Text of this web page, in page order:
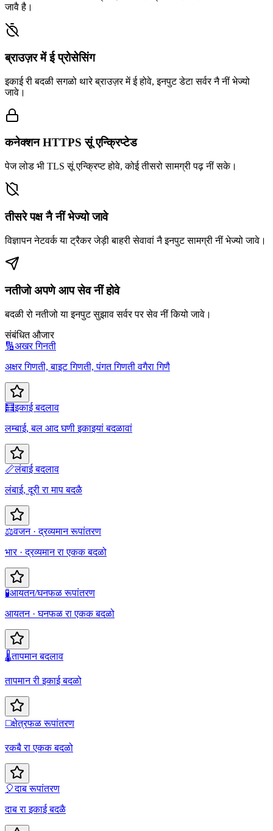
जावै है।
ब्राउज़र में ई प्रोसेसिंग
इकाई री बदळी सगळो थारे ब्राउज़र में ई होवे, इनपुट डेटा सर्वर नै नीं भेज्यो
जावे।
कनेक्शन HTTPS सूं एन्क्रिप्टेड
पेज लोड भी TLS सूं एन्क्रिप्ट होवे, कोई तीसरो सामग्री पढ़ नीं सके।
तीसरे पक्ष नै नीं भेज्यो जावे
विज्ञापन नेटवर्क या ट्रैकर जेड़ी बाहरी सेवावां नै इनपुट सामग्री नीं भेज्यो जावे।
नतीजो अपणे आप सेव नीं होवे
बदळी रो नतीजो या इनपुट सुझाव सर्वर पर सेव नीं कियो जावे।
संबंधित औजार
🔢अखर गिनती
अक्षर गिणती, बाइट गिणती, पंगत गिणती वगैरा गिणै
🧮इकाई बदलाव
लम्बाई, बल आद घणी इकाइयां बदळावां
📏लंबाई बदलाव
लंबाई, दूरी रा माप बदळै
⚖️वजन · द्रव्यमान रूपांतरण
भार · द्रव्यमान रा एकक बदळो
🧪आयतन/घनफळ रूपांतरण
आयतन · घनफळ रा एकक बदळो
🌡️तापमान बदलाव
तापमान री इकाई बदळो
◻️क्षेत्रफळ रूपांतरण
रकबै रा एकक बदळो
🎈दाब रूपांतरण
दाब रा इकाई बदळै